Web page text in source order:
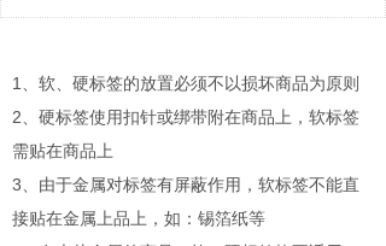
1、软、硬标签的放置必须不以损坏商品为原则
2、硬标签使用扣针或绑带附在商品上，软标签
需贴在商品上
3、由于金属对标签有屏蔽作用，软标签不能直
接贴在金属上品上，如：锡箔纸等